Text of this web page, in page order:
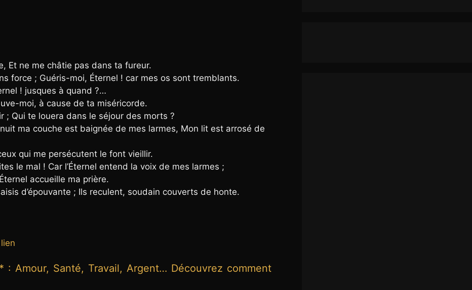
Et ne me châtie pas dans ta fureur.
force ; Guéris-moi, Éternel ! car mes os sont tremblants.
! jusques à quand ?…
moi, à cause de ta miséricorde.
; Qui te louera dans le séjour des morts ?
ma couche est baignée de mes larmes, Mon lit est arrosé de
qui me persécutent le font vieillir.
le mal ! Car l’Éternel entend la voix de mes larmes ;
accueille ma prière.
d’épouvante ; Ils reculent, soudain couverts de honte.
: Amour, Santé, Travail, Argent… Découvrez comment